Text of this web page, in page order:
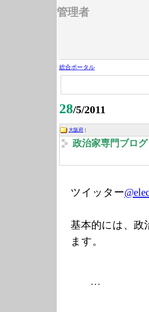
管理者
総合ポータル
28/5/2011
大阪府 |
政治家専門ブロ
ツイッター
基本的には、政
ます。
…